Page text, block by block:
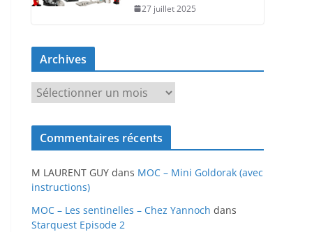
27 juillet 2025
Archives
r
c
v
e
s
Commentaires récents
M LAURENT GUY dans MOC – Mini Goldorak (avec
instructions)
MOC – Les sentinelles – Chez Yannoch dans
Starquest Episode 2